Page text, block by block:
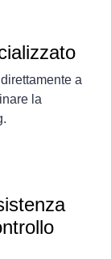
direttamente a
la